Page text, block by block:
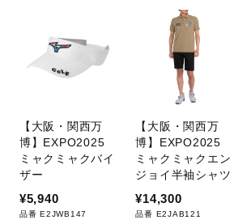
【大阪・関西万
博】EXPO2025
ミャクミャクバイ
ザー
¥5,940
品番 E2JWB147
【大阪・関西万
博】EXPO2025
ミャクミャクエン
ジョイ半袖シャツ
¥14,300
品番 E2JAB121